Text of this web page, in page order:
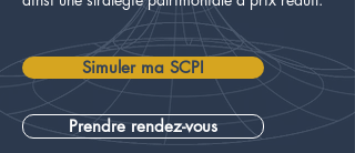
Simuler ma SCPI
Prendre rendez-vous